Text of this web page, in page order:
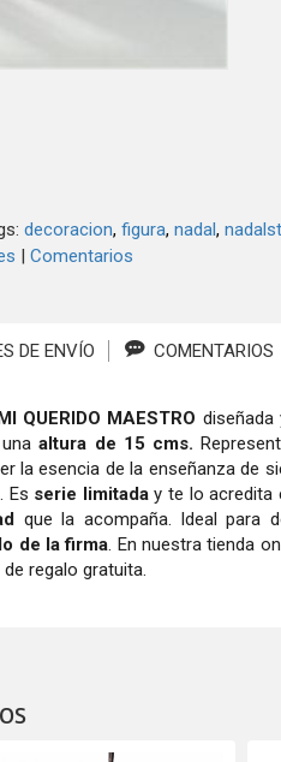
decoracion figura nadal
| Comentarios
DE ENVÍO COMENTARIOS
QUERIDO MAESTRO
altura de 15 cms.
la esencia de la enseñanza de
Es serie limitaday te lo acredita
que la acompaña. Ideal para
de la firma . En nuestra tienda
regalo gratuita.